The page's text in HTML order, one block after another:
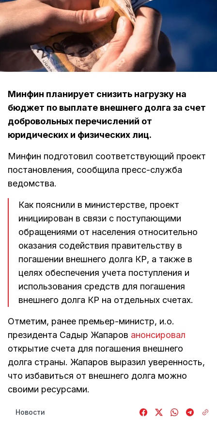
Минфин планирует снизить нагрузку на
бюджет по выплате внешнего долга за счет
добровольных перечислений от
юридических и физических лиц.
Минфин подготовил соответствующий проект
постановления, сообщила пресс-служба
ведомства.
Как пояснили в министерстве, проект
инициирован в связи с поступающими
обращениями от населения относительно
оказания содействия правительству в
погашении внешнего долга КР, а также в
целях обеспечения учета поступления и
использования средств для погашения
внешнего долга КР на отдельных счетах.
Отметим, ранее премьер-министр, и.о.
президента Садыр Жапаров анонсировал
открытие счета для погашения внешнего
долга страны. Жапаров выразил уверенность,
что избавиться от внешнего долга можно
своими ресурсами.
Новости